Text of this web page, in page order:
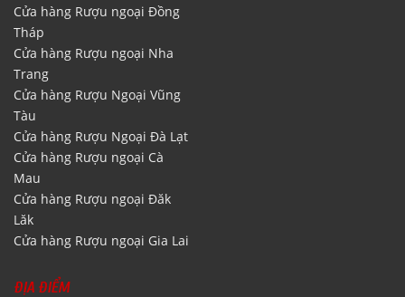
Cửa hàng Rượu ngoại Đồng
Tháp
Cửa hàng Rượu ngoại Nha
Trang
Cửa hàng Rượu Ngoại Vũng
Tàu
Cửa hàng Rượu Ngoại Đà Lạt
Cửa hàng Rượu ngoại Cà
Mau
Cửa hàng Rượu ngoại Đăk
Lăk
Cửa hàng Rượu ngoại Gia Lai
ĐỊA ĐIỂM